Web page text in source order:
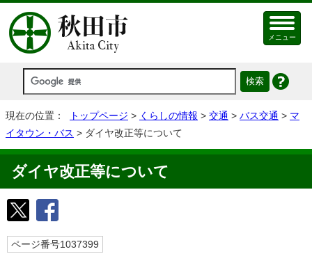
メニュー
現在の位置： トップページ > くらしの情報 > 交通 > バス交通 > マ
イタウン・バス > ダイヤ改正等について
ダイヤ改正等について
ページ番号1037399